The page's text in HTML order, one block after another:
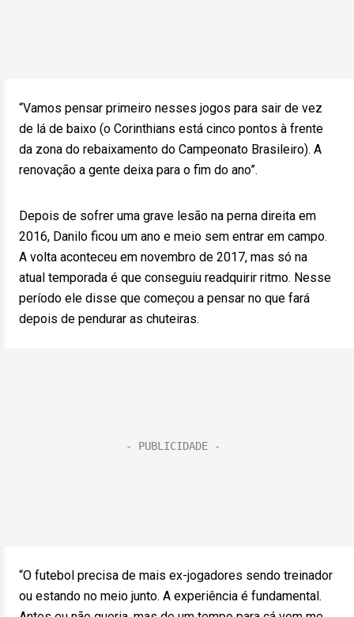
“Vamos pensar primeiro nesses jogos para sair de vez
de lá de baixo (o Corinthians está cinco pontos à frente
da zona do rebaixamento do Campeonato Brasileiro). A
renovação a gente deixa para o fim do ano”.
Depois de sofrer uma grave lesão na perna direita em
2016, Danilo ficou um ano e meio sem entrar em campo.
A volta aconteceu em novembro de 2017, mas só na
atual temporada é que conseguiu readquirir ritmo. Nesse
período ele disse que começou a pensar no que fará
depois de pendurar as chuteiras.
“O futebol precisa de mais ex-jogadores sendo treinador
ou estando no meio junto. A experiência é fundamental.